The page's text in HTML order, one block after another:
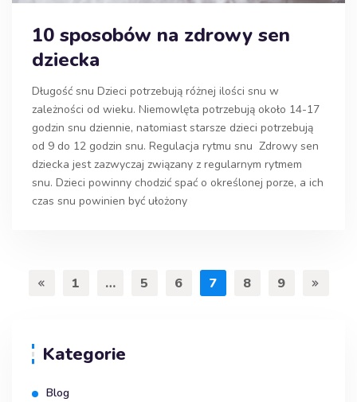
10 sposobów na zdrowy sen
dziecka
Długość snu Dzieci potrzebują różnej ilości snu w
zależności od wieku. Niemowlęta potrzebują około 14-17
godzin snu dziennie, natomiast starsze dzieci potrzebują
od 9 do 12 godzin snu. Regulacja rytmu snu Zdrowy sen
dziecka jest zazwyczaj związany z regularnym rytmem
snu. Dzieci powinny chodzić spać o określonej porze, a ich
czas snu powinien być ułożony
1 … 5 6 7 8 9
Kategorie
Blog